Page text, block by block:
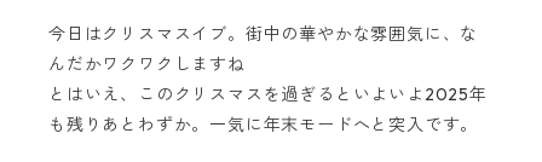
今日はクリスマスイブ。街中の華やかな雰囲気に、な
んだかワクワクしますね
とはいえ、このクリスマスを過ぎるといよいよ2025年
も残りあとわずか。一気に年末モードへと突入です。